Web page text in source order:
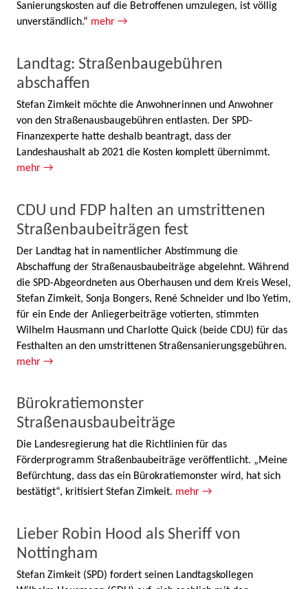
Sanierungskosten auf die Betroffenen umzulegen, ist völlig
unverständlich.“ mehr →
Landtag: Straßenbaugebühren
abschaffen
Stefan Zimkeit möchte die Anwohnerinnen und Anwohner
von den Straßenausbaugebühren entlasten. Der SPD-
Finanzexperte hatte deshalb beantragt, dass der
Landeshaushalt ab 2021 die Kosten komplett übernimmt.
mehr →
CDU und FDP halten an umstrittenen
Straßenbaubeiträgen fest
Der Landtag hat in namentlicher Abstimmung die
Abschaffung der Straßenausbaubeiträge abgelehnt. Während
die SPD-Abgeordneten aus Oberhausen und dem Kreis Wesel,
Stefan Zimkeit, Sonja Bongers, René Schneider und Ibo Yetim,
für ein Ende der Anliegerbeiträge votierten, stimmten
Wilhelm Hausmann und Charlotte Quick (beide CDU) für das
Festhalten an den umstrittenen Straßensanierungsgebühren.
mehr →
Bürokratiemonster
Straßenausbaubeiträge
Die Landesregierung hat die Richtlinien für das
Förderprogramm Straßenbaubeiträge veröffentlicht. „Meine
Befürchtung, dass das ein Bürokratiemonster wird, hat sich
bestätigt“, kritisiert Stefan Zimkeit. mehr →
Lieber Robin Hood als Sheriff von
Nottingham
Stefan Zimkeit (SPD) fordert seinen Landtagskollegen